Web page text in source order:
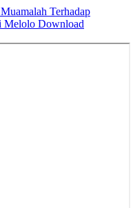
Terhadap
Melolo Download